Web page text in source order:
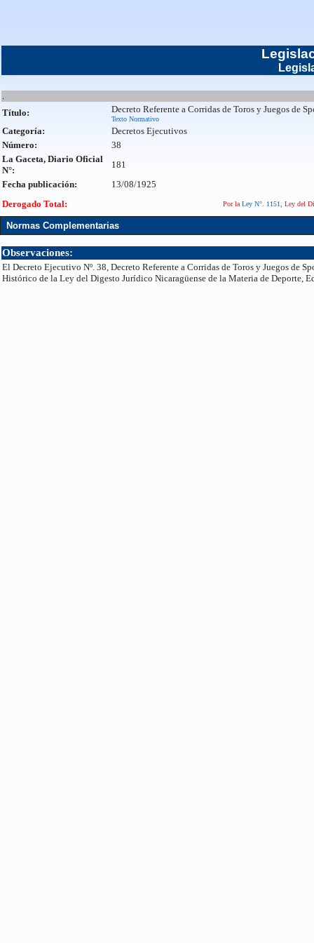
...
.
Título: Decreto Referente a Corridas de Toros y Juegos de
Texto Normativo
Categoría:
Decretos Ejecutivos
Número:
38
La Gaceta, Diario Oficial
N°:
181
Fecha publicación:
13/08/1925
Derogado Total:
Por la Ley N°. 1151 , Ley del
Normas Complementarias
Observaciones:
El Decreto Ejecutivo Nº. 38, Decreto Referente a Corridas de Toros y Juegos de
Histórico de la Ley del Digesto Jurídico Nicaragüense de la Materia de Deporte,